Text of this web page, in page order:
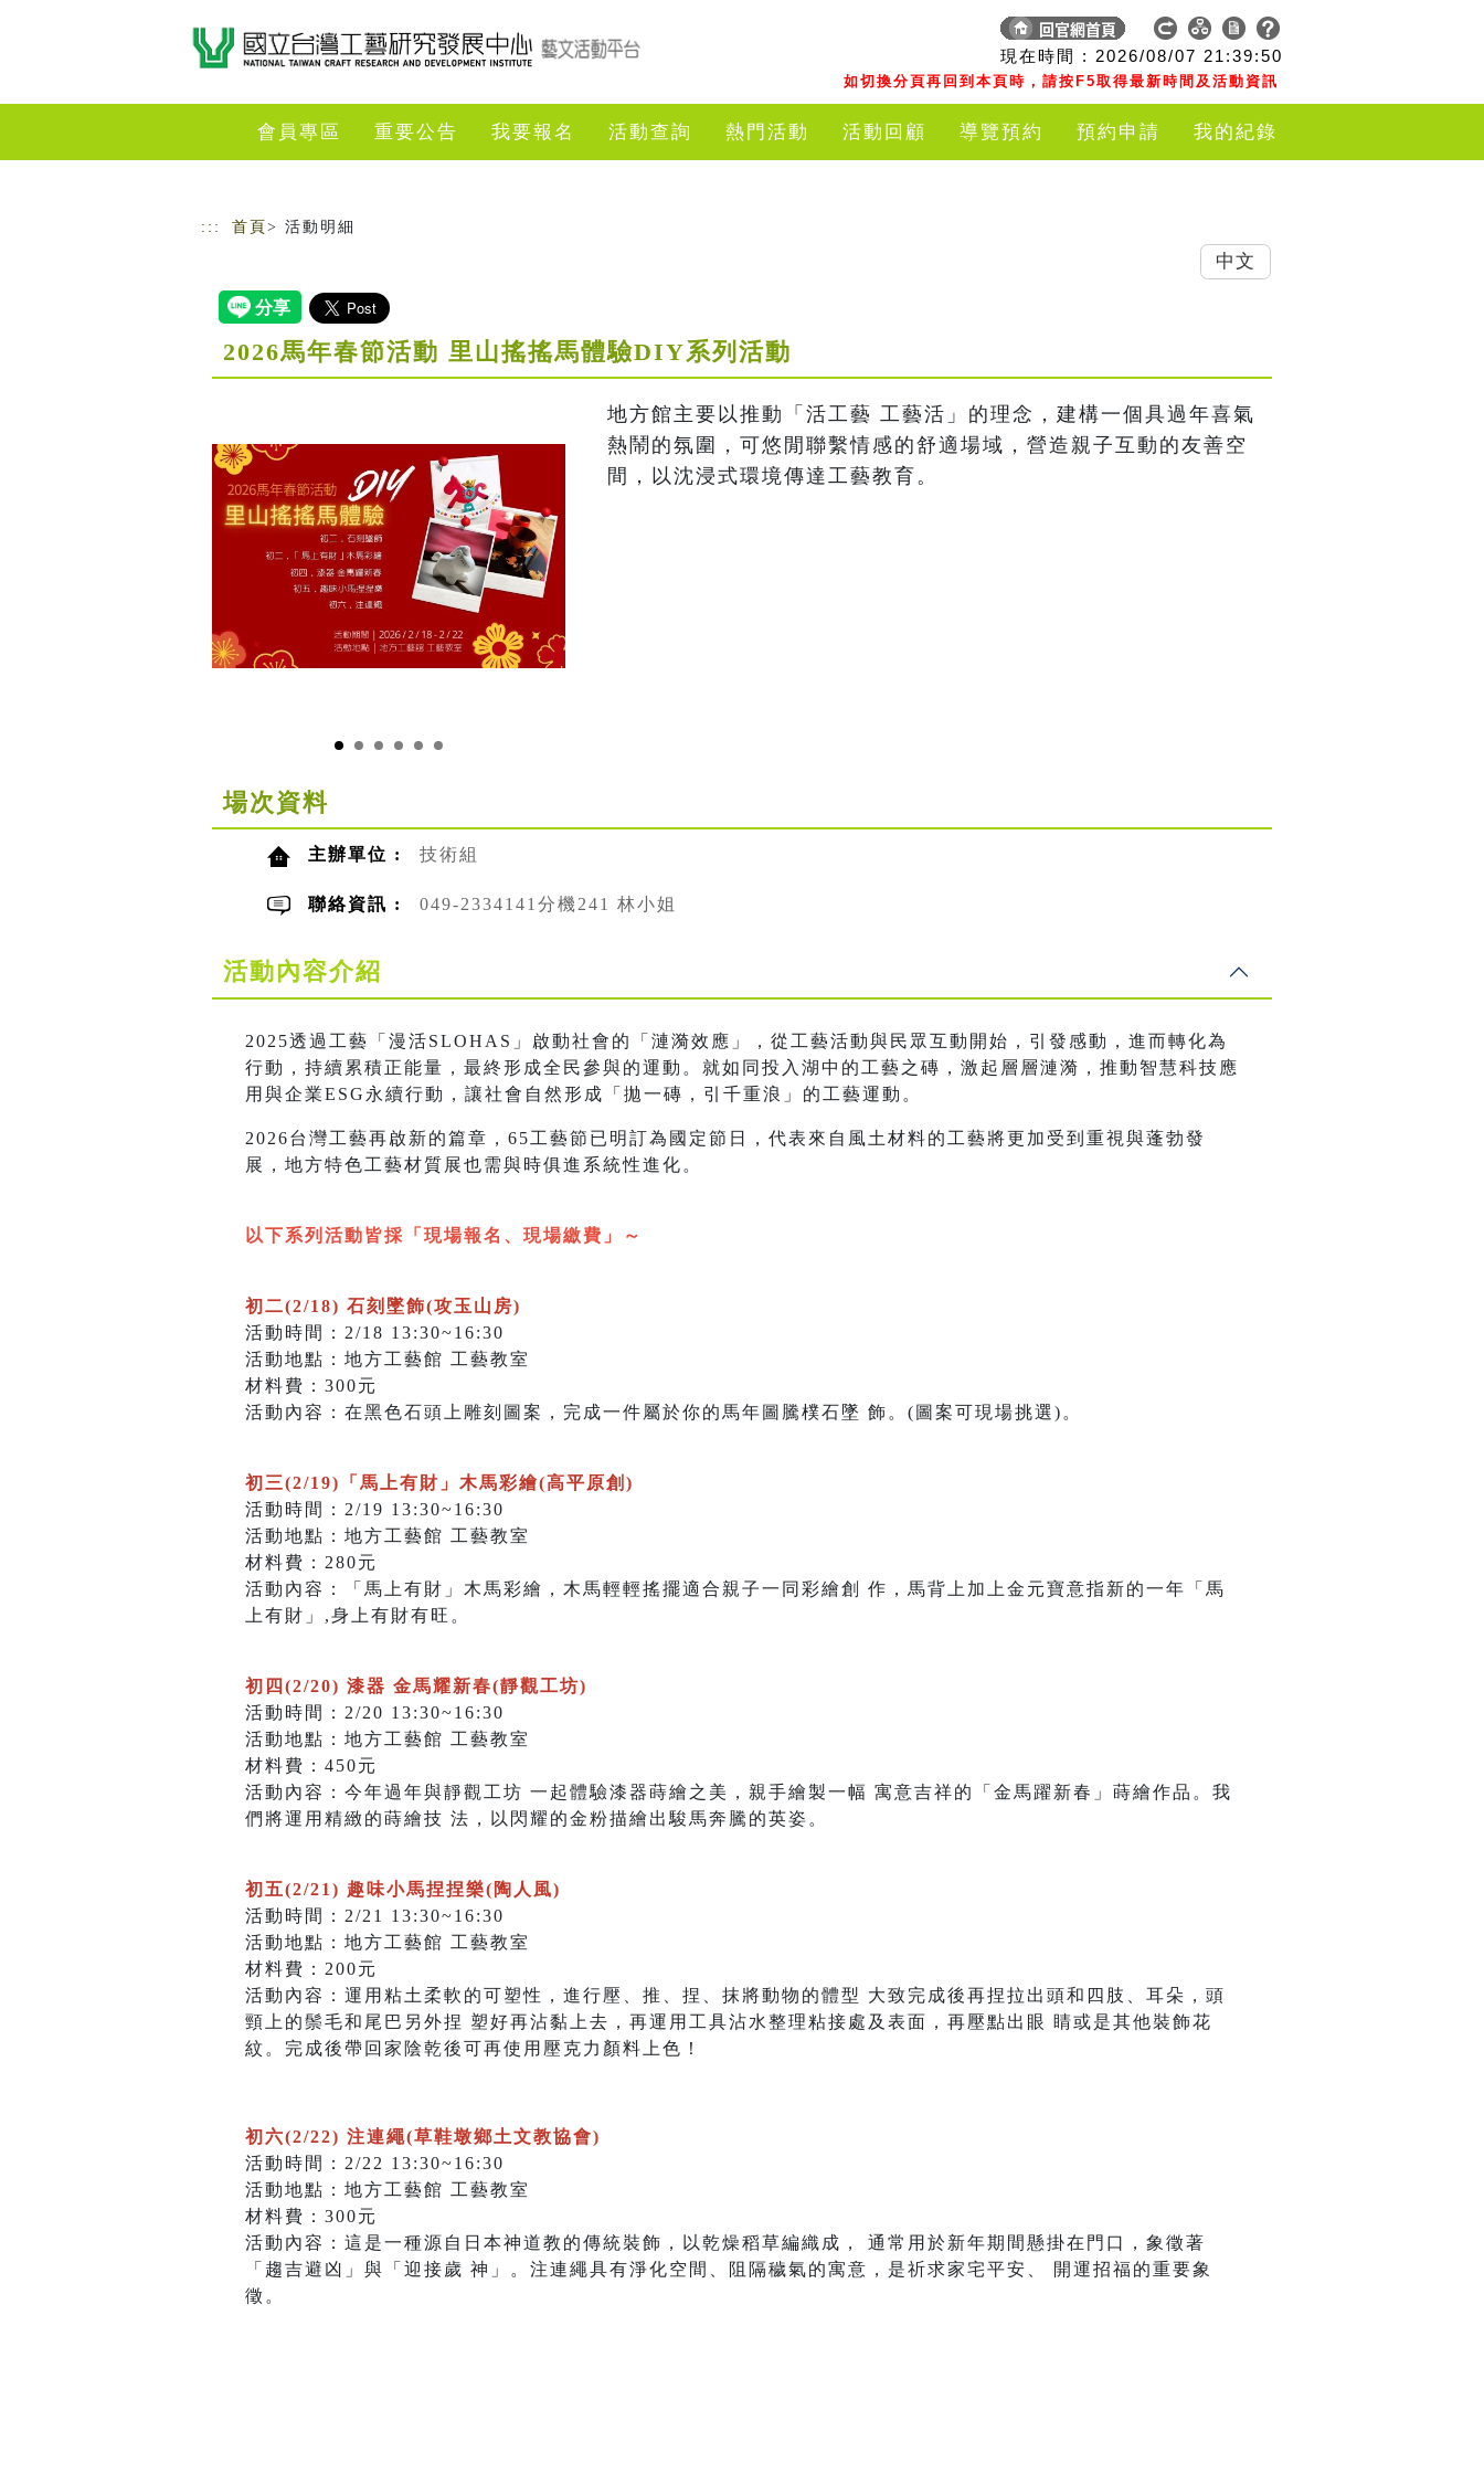
現在時間 : 2026/08/07 21:39:50
如切換分頁再回到本頁時，請按F5取得最新時間及活動資訊
會員專區 重要公告 我要報名 活動查詢 熱門活動 活動回顧 導覽預約 預約申請 我的紀錄
::: 首頁 > 活動明細
2026馬年春節活動 里山搖搖馬體驗DIY系列活動
地方館主要以推動「活工藝 工藝活」的理念，建構一個具過年喜氣
熱鬧的氛圍，可悠閒聯繫情感的舒適場域，營造親子互動的友善空
間，以沈浸式環境傳達工藝教育。
場次資料
主辦單位 : 技術組
聯絡資訊 : 049-2334141分機241 林小姐
活動內容介紹
2025透過工藝「漫活SLOHAS」啟動社會的「漣漪效應」，從工藝活動與民眾互動開始，引發感動，進而轉化為
行動，持續累積正能量，最終形成全民參與的運動。就如同投入湖中的工藝之磚，激起層層漣漪，推動智慧科技應
用與企業ESG永續行動，讓社會自然形成「拋一磚，引千重浪」的工藝運動。
2026台灣工藝再啟新的篇章，65工藝節已明訂為國定節日，代表來自風土材料的工藝將更加受到重視與蓬勃發
展，地方特色工藝材質展也需與時俱進系統性進化。
以下系列活動皆採「現場報名、現場繳費」～
初二(2/18) 石刻墜飾(攻玉山房)
活動時間：2/18 13:30~16:30
活動地點：地方工藝館 工藝教室
材料費：300元
活動內容：在黑色石頭上雕刻圖案，完成一件屬於你的馬年圖騰樸石墜 飾。(圖案可現場挑選)。
初三(2/19)「馬上有財」木馬彩繪(高平原創)
活動時間：2/19 13:30~16:30
活動地點：地方工藝館 工藝教室
材料費：280元
活動內容：「馬上有財」木馬彩繪，木馬輕輕搖擺適合親子一同彩繪創 作，馬背上加上金元寶意指新的一年「馬
上有財」,身上有財有旺。
初四(2/20) 漆器 金馬耀新春(靜觀工坊)
活動時間：2/20 13:30~16:30
活動地點：地方工藝館 工藝教室
材料費：450元
活動內容：今年過年與靜觀工坊 一起體驗漆器蒔繪之美，親手繪製一幅 寓意吉祥的「金馬躍新春」蒔繪作品。我
們將運用精緻的蒔繪技 法，以閃耀的金粉描繪出駿馬奔騰的英姿。
初五(2/21) 趣味小馬捏捏樂(陶人風)
活動時間：2/21 13:30~16:30
活動地點：地方工藝館 工藝教室
材料費：200元
活動內容：運用粘土柔軟的可塑性，進行壓、推、捏、抹將動物的體型 大致完成後再捏拉出頭和四肢、耳朵，頭
頸上的鬃毛和尾巴另外捏 塑好再沾黏上去，再運用工具沾水整理粘接處及表面，再壓點出眼 睛或是其他裝飾花
紋。完成後帶回家陰乾後可再使用壓克力顏料上色！
初六(2/22) 注連繩(草鞋墩鄉土文教協會)
活動時間：2/22 13:30~16:30
活動地點：地方工藝館 工藝教室
材料費：300元
活動內容：這是一種源自日本神道教的傳統裝飾，以乾燥稻草編織成， 通常用於新年期間懸掛在門口，象徵著
「趨吉避凶」與「迎接歲 神」。注連繩具有淨化空間、阻隔穢氣的寓意，是祈求家宅平安、 開運招福的重要象
徵。